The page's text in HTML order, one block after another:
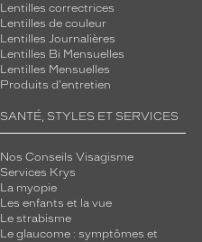
Lentilles correctrices
Lentilles de couleur
Lentilles Journalières
Lentilles Bi Mensuelles
Lentilles Mensuelles
Produits d'entretien
SANTÉ, STYLES ET SERVICES
Nos Conseils Visagisme
Services Krys
La myopie
Les enfants et la vue
Le strabisme
Le glaucome : symptômes et